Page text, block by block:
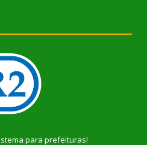
para prefeituras!